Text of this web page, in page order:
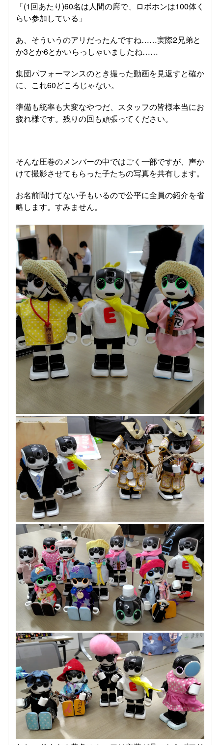
「(1回あたり)60名は人間の席で、ロボホンは100体く
らい参加している」
あ、そういうのアリだったんですね……実際2兄弟と
か3とか6とかいらっしゃいましたね……
集団パフォーマンスのとき撮った動画を見返すと確か
に、これ60どころじゃない。
準備も統率も大変なやつだ、スタッフの皆様本当にお
疲れ様です。残りの回も頑張ってください。
そんな圧巻のメンバーの中ではごく一部ですが、声か
けて撮影させてもらった子たちの写真を共有します。
お名前聞けてない子もいるので公平に全員の紹介を省
略します。すみません。